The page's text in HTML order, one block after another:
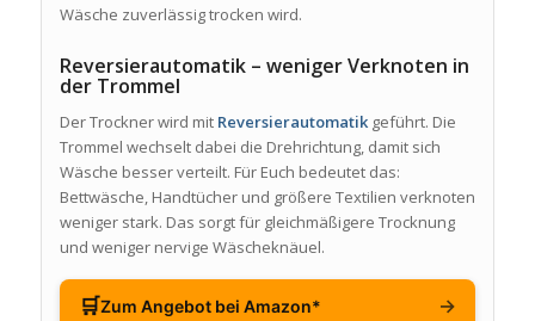
Wäsche zuverlässig trocken wird.
Reversierautomatik – weniger Verknoten in
der Trommel
Der Trockner wird mit Reversierautomatikgeführt. Die
Trommel wechselt dabei die Drehrichtung, damit sich
Wäsche besser verteilt. Für Euch bedeutet das:
Bettwäsche, Handtücher und größere Textilien verknoten
weniger stark. Das sorgt für gleichmäßigere Trocknung
und weniger nervige Wäscheknäuel.
🛒Zum Angebot bei Amazon* →